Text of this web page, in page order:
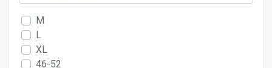
M
L
XL
46-52